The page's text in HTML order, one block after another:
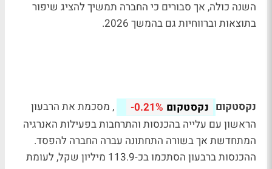
השנה כולה, אך סבורים כי החברה תמשיך להציג שיפור
בתוצאות וברווחיות גם בהמשך 2026.
נקסטקום נקסטקום -0.21%
, מסכמת את הרבעון
הראשון עם עלייה בהכנסות והתרחבות בפעילות האנרגיה
המתחדשת אך בשורה התחתונה עברה החברה להפסד.
ההכנסות ברבעון הסתכמו בכ-113.9 מיליון שקל, לעומת